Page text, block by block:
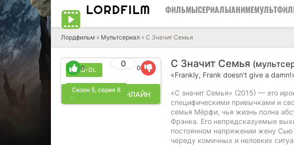
LORDFILM ФИЛЬМЫСЕРИАЛЫАНИМЕ
Лордфильм » Мультсериал » С Значит Семья
С Значит Семья
«Frankly, Frank doesn't give a
WEB-DL
Сезон 5, серия 8
0
0 0
▶ СМОТРЕТЬ ОНЛАЙН
«С значит Семья» (2015) — это
специфическими привычками и
семья Мёрфи, чья жизнь полна
Фрэнка. Его непредсказуемые
постоянном напряжении жену
череду комичных и неловких